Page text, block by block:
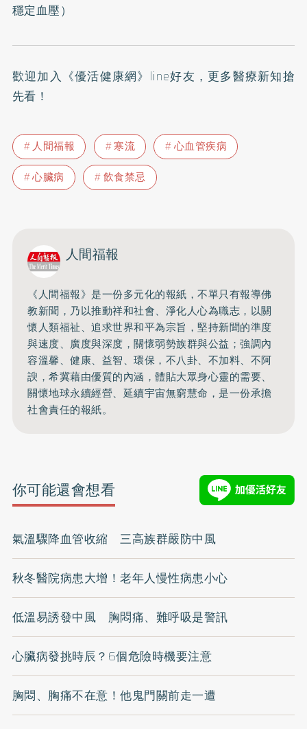
穩定血壓）
歡迎加入 《優活健康網》line好友 ，更多醫療新知搶
先看！
人間福報 寒流
心血管疾病
心臟病
飲食禁忌
人間福報
《人間福報》是一份多元化的報紙，不單只有報導佛
教新聞，乃以推動祥和社會、淨化人心為職志，以關
懷人類福祉、追求世界和平為宗旨，堅持新聞的準度
與速度、廣度與深度，關懷弱勢族群與公益；強調內
容溫馨、健康、益智、環保，不八卦、不加料、不阿
諛，希冀藉由優質的內涵，體貼大眾身心靈的需要、
關懷地球永續經營、延續宇宙無窮慧命，是一份承擔
社會責任的報紙。
你可能還會想看
氣溫驟降血管收縮 三高族群嚴防中風
秋冬醫院病患大增！老年人慢性病患小心
低溫易誘發中風 胸悶痛、難呼吸是警訊
心臟病發挑時辰？6個危險時機要注意
胸悶、胸痛不在意！他鬼門關前走一遭